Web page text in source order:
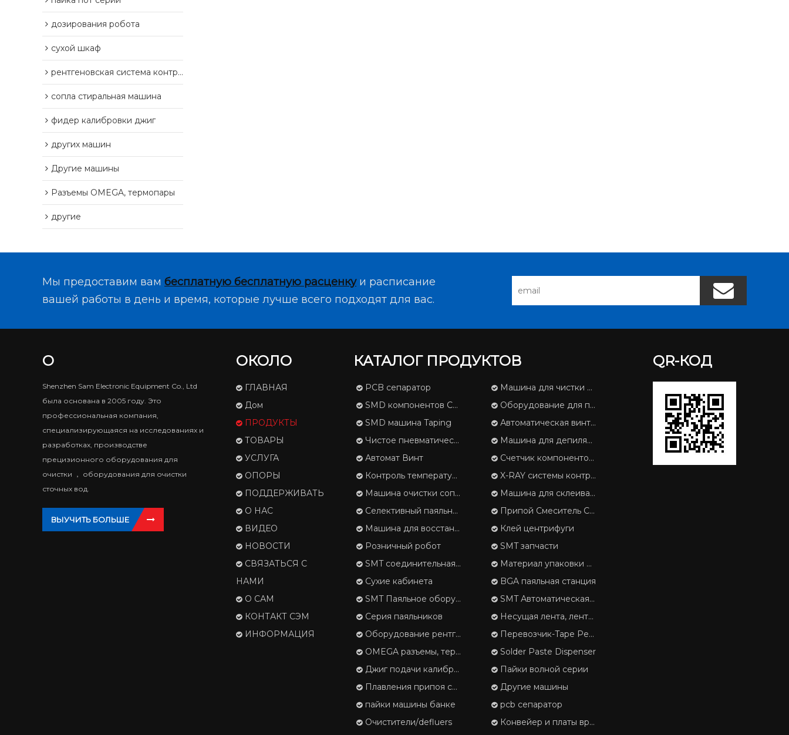
дозирования робота
сухой шкаф
рентгеновская система контроля
сопла стиральная машина
фидер калибровки джиг
других машин
Другие машины
Разъемы OMEGA, термопары
другие
Мы предоставим вам бесплатную бесплатную расценкуи расписание
вашей работы в день и время, которые лучше всего подходят для вас.
О
Shenzhen Sam Electronic Equipment Co., Ltd
была основана в 2005 году. Это
профессиональная компания,
специализирующаяся на исследованиях и
разработках, производстве
прецизионного оборудования для
очистки ， оборудования для очистки
сточных вод.
ВЫУЧИТЬ БОЛЬШЕ
ОКОЛО
ГЛАВНАЯ
Дом
ПРОДУКТЫ
ТОВАРЫ
УСЛУГА
ОПОРЫ
ПОДДЕРЖИВАТЬ
О НАС
ВИДЕО
НОВОСТИ
СВЯЗАТЬСЯ С
НАМИ
О САМ
КОНТАКТ СЭМ
ИНФОРМАЦИЯ
КАТАЛОГ ПРОДУКТОВ
PCB сепаратор
Машина для чистки SMT
SMD компонентов Счетчик
Оборудование для печатных плат
SMD машина Taping
Автоматическая винтовая запорная машина
Чистое пневматический трафарета
Машина для депиляции печатных плат
Автомат Винт
Счетчик компонентов SMD
Контроль температуры
X-RAY системы контроля
Машина очистки сопла
Машина для склеивания SMD
Селективный паяльник
Припой Смеситель Cream
Машина для восстановления отложений припоя
Клей центрифуги
Розничный робот
SMT запчасти
SMT соединительная лента
Материал упаковки SMD
Сухие кабинета
BGA паяльная станция
SMT Паяльное оборудование
SMT Автоматическая машина для резки ленты
Серия паяльников
Несущая лента, лента крышки, пластиковые изделия Reel
Оборудование рентгеновского контроля
Перевозчик-Tape Peel сил Tester
OMEGA разъемы, термопары
Solder Paste Dispenser
Джиг подачи калибровки
Пайки волной серии
Плавления припоя серии
Другие машины
пайки машины банке
pcb сепаратор
Очистители/defluers
Конвейер и платы вручение оборудования
QR-КОД